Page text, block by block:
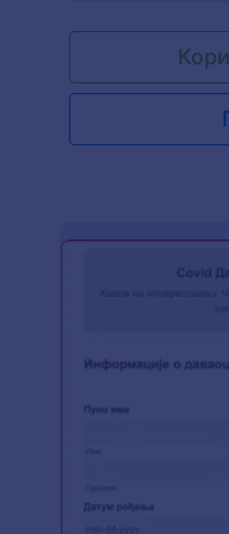
Против COVID-19
онлајн донације.
образац тако да
повежи га са
веб сајт своје
PayPal рачуна.
Борбу Против
кликова помоћу
промениш дизајн